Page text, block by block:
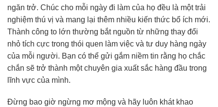
ngăn trở. Chúc cho mỗi ngày đi làm của họ đều là một trải
nghiệm thú vị và mang lại thêm nhiều kiến thức bổ ích mới.
Thành công to lớn thường bắt nguồn từ những thay đổi
nhỏ tích cực trong thói quen làm việc và tư duy hàng ngày
của mỗi người. Bạn có thể gửi gắm niềm tin rằng họ chắc
chắn sẽ trở thành một chuyên gia xuất sắc hàng đầu trong
lĩnh vực của mình.
Đừng bao giờ ngừng mơ mộng và hãy luôn khát khao